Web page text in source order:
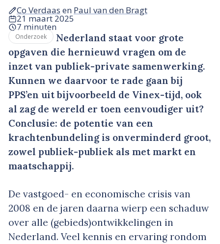
Co Verdaas en Paul van den Bragt
21 maart 2025
7 minuten
Onderzoek
Nederland staat voor grote
opgaven die hernieuwd vragen om de
inzet van publiek-private samenwerking.
Kunnen we daarvoor te rade gaan bij
PPS’en uit bijvoorbeeld de Vinex-tijd, ook
al zag de wereld er toen eenvoudiger uit?
Conclusie: de potentie van een
krachtenbundeling is onverminderd groot,
zowel publiek-publiek als met markt en
maatschappij.
De vastgoed- en economische crisis van
2008 en de jaren daarna wierp een schaduw
over alle (gebieds)ontwikkelingen in
Nederland. Veel kennis en ervaring rondom